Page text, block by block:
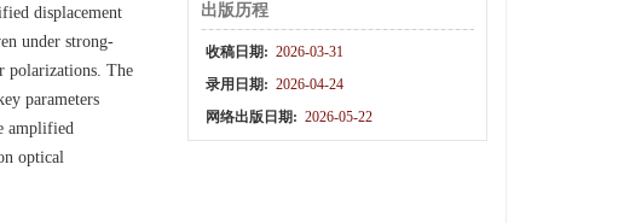
displacement
under strong-
polarizations. The
parameters
amplified
optical
出版历程
收稿日期: 2026-03-31
录用日期: 2026-04-24
网络出版日期: 2026-05-22